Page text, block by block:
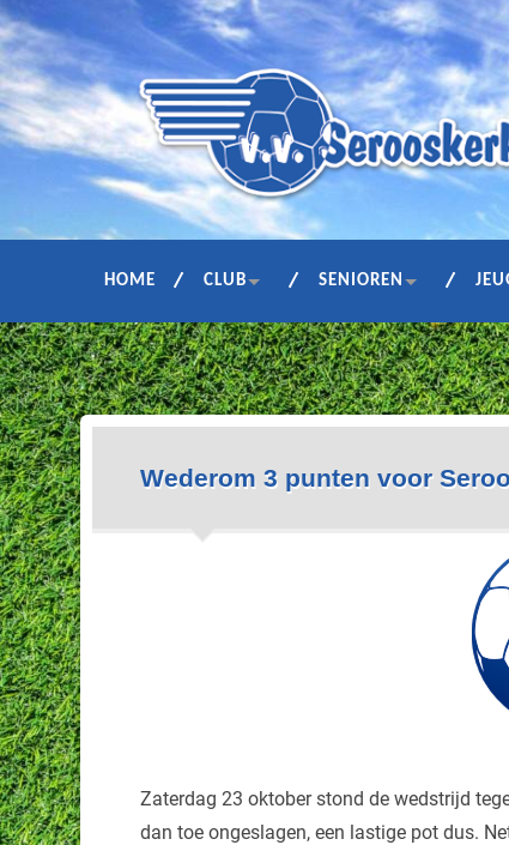
HOME CLUB SENIOREN
Wederom 3 punten voor
Zaterdag 23 oktober stond de wedstrijd
dan toe ongeslagen, een lastige pot dus.